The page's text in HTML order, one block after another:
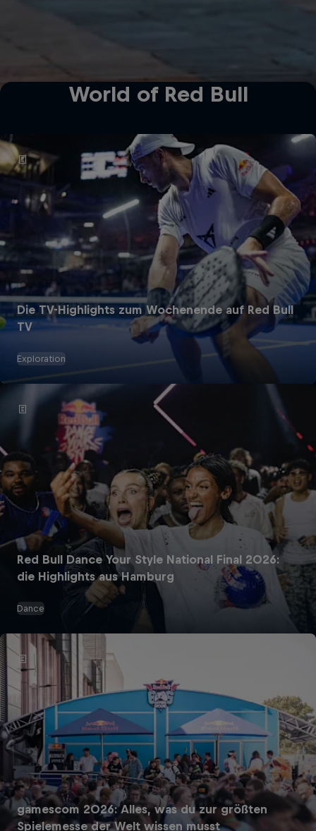
World of Red Bull
Die TV-Highlights zum Wochenende auf Red Bull
TV
Exploration
Red Bull Dance Your Style National Final 2026:
die Highlights aus Hamburg
Dance
gamescom 2026: Alles, was du zur größten
Spielemesse der Welt wissen musst